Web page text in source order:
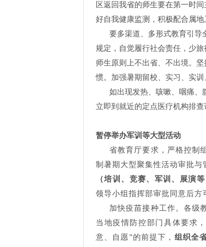
区返回我省的师生要在第一时
好自我健康监测，积极配合属地
要多渠道、多形式教育引导
规定，自觉履行社会责任，少
师生原则上不出省、不出境。
惯。加强暑期留校、实习、实
如出现发热、咳嗽、咽痛、
立即到就近的定点医疗机构排
暂停举办军训等大型活动
省教育厅要求，严格控制
制暑期大型聚集性活动审批与
（培训、竞赛、军训、展演等
领导小组指挥部审批同意后方
加快疫苗接种工作。各级
当地疫情防控部门具体要求
意、自愿”的前提下， 组织全